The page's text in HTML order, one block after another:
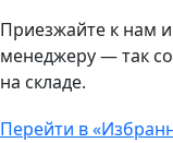
Приезжайте к нам
менеджеру — так
на складе.
Перейти в